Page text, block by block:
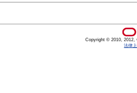
Copyright © 2010, 2012,
法律